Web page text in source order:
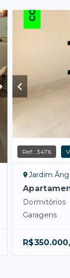
Ref.:3476
Jardim
Dormitórios
Garagens